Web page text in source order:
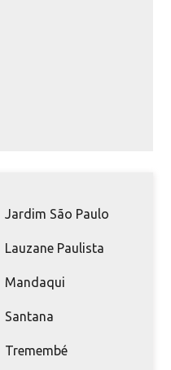
Jardim São Paulo
Lauzane Paulista
Mandaqui
Santana
Tremembé